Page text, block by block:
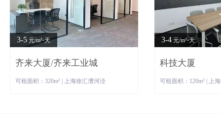
3-5 元/m²⋅天
齐来大厦/齐来工业城
可租面积：320m² | 上海徐汇漕河泾
3-4 元/m²⋅天
科技大厦
可租面积：120m² | 上